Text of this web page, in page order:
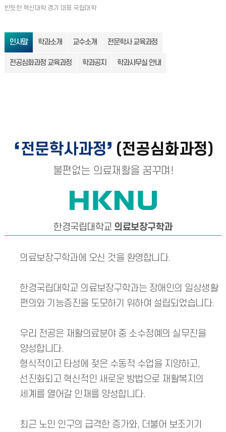
인사말 학과소개 교수소개 전문학사 교육과정
전공심화과정 교육과정 학과공지 학과사무실 안내
전문학사과정 (전공심화과정)
불편없는 의료재활을 꿈꾸며!
한경국립대학교 의료보장구학과
의료보장구학과에 오신 것을 환영합니다.
한경국립대학교 의료보장구학과는 장애인의 일상생활
편의와 기능증진을 도모하기 위하여 설립되었습니다.
우리 전공은 재활의료분야 중 소수정예의 실무진을
양성합니다.
형식적이고 타성에 젖은 수동적 수업을 지양하고,
선진화되고 혁신적인 새로운 방법으로 재활복지의
세계를 열어갈 인재를 양성합니다.
최근 노인 인구의 급격한 증가와, 더불어 보조기기